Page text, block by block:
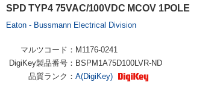
SPD TYP4 75VAC/100VDC MCOV 1POLE
Eaton - Bussmann Electrical Division
マルツコード： M1176-0241
DigiKey製品番号： BSPM1A75D100LVR-ND
品質ランク： A(DigiKey)